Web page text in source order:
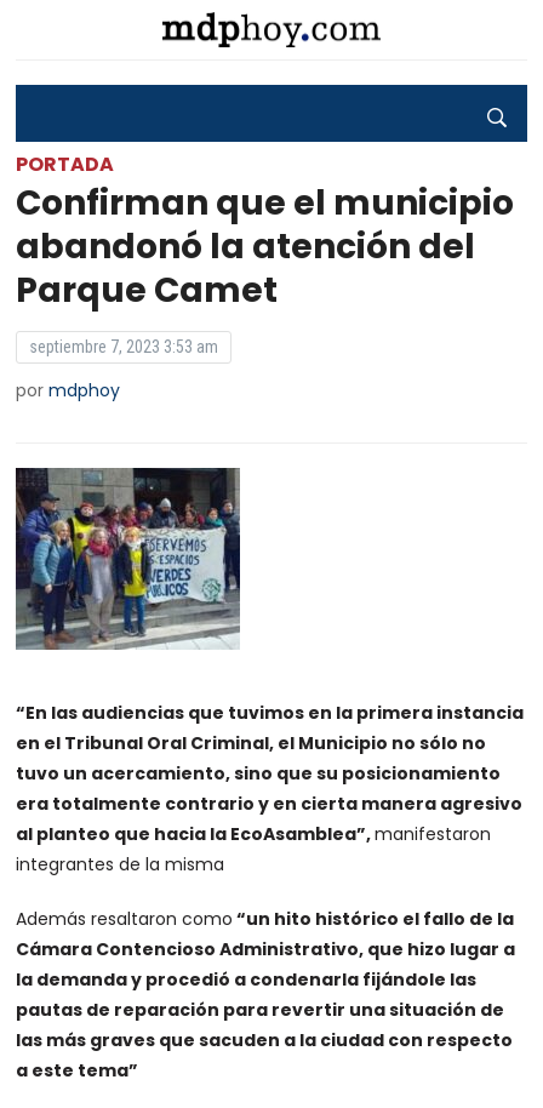
PORTADA
Confirman que el municipio
abandonó la atención del
Parque Camet
septiembre 7, 2023 3:53 am
pormdphoy
“En las audiencias que tuvimos en la primera instancia
en el Tribunal Oral Criminal, el Municipio no sólo no
tuvo un acercamiento, sino que su posicionamiento
era totalmente contrario y en cierta manera agresivo
al planteo que hacia la EcoAsamblea”,manifestaron
integrantes de la misma
Además resaltaron como “un hito histórico el fallo de la
Cámara Contencioso Administrativo, que hizo lugar a
la demanda y procedió a condenarla fijándole las
pautas de reparación para revertir una situación de
las más graves que sacuden a la ciudad con respecto
a este tema”